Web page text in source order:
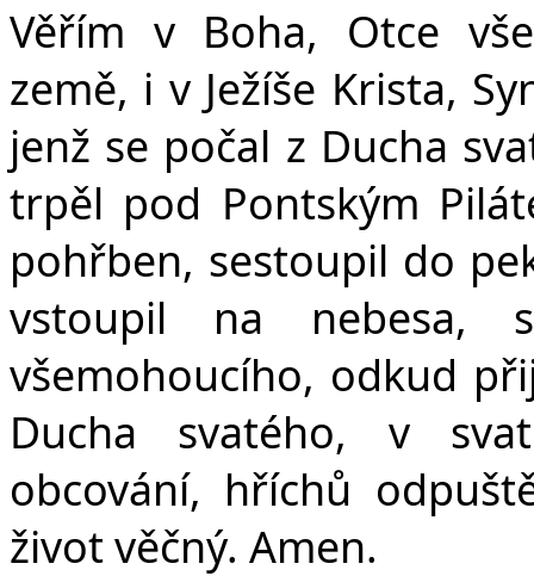
Věřím v Boha, Otce
země, i v Ježíše Krista,
jenž se počal z Ducha
trpěl pod Pontským
pohřben, sestoupil do
vstoupil na nebesa,
všemohoucího, odkud
Ducha svatého, v
obcování, hříchů
život věčný. Amen.